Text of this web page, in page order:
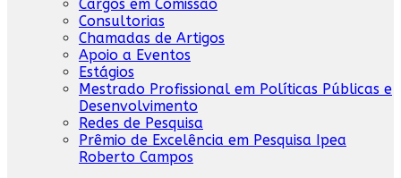
Cargos em Comissão
Consultorias
Chamadas de Artigos
Apoio a Eventos
Estágios
Mestrado Profissional em Políticas Públicas e
Desenvolvimento
Redes de Pesquisa
Prêmio de Excelência em Pesquisa Ipea
Roberto Campos